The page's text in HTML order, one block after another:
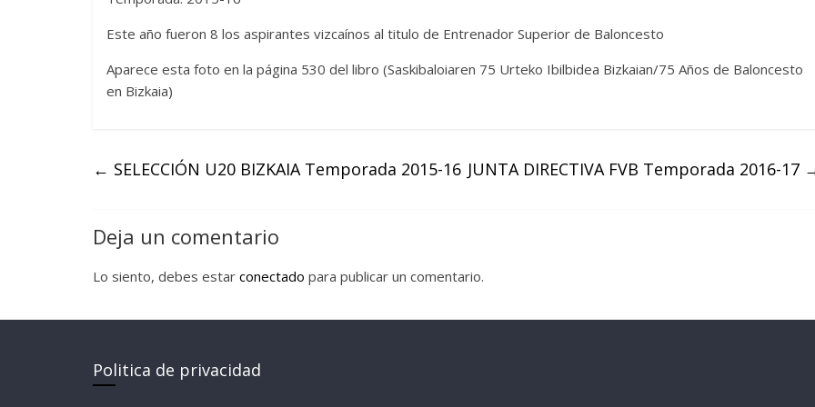
Este año fueron 8 los aspirantes vizcaínos al titulo de Entrenador Superior de Baloncesto
Aparece esta foto en la página 530 del libro (Saskibaloiaren 75 Urteko Ibilbidea Bizkaian/75 Años de Baloncesto
en Bizkaia)
← SELECCIÓN U20 BIZKAIA Temporada 2015-16 JUNTA DIRECTIVA FVB Temporada 2016-17
Deja un comentario
Lo siento, debes estar conectado para publicar un comentario.
Politica de privacidad